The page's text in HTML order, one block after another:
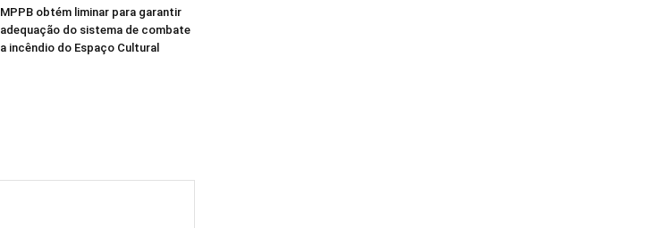
MPPB obtém liminar para garantir
adequação do sistema de combate
a incêndio do Espaço Cultural